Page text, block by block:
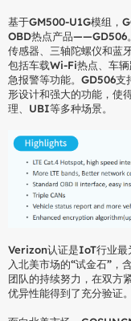
基于GM500-U1G模组，
OBD热点产品——GD506
传感器、三轴陀螺仪和蓝
包括车载Wi-Fi热点、车
急报警等功能。GD506支
形设计和强大的功能，使
理、UBI等多种场景。
Verizon认证是IoT行业
入北美市场的“试金石”
团队的持续努力，在双方
优异性能得到了充分验证。